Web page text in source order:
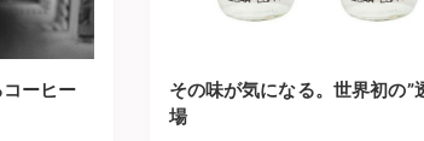
ーヒー
その味が気になる。世界初の”
場